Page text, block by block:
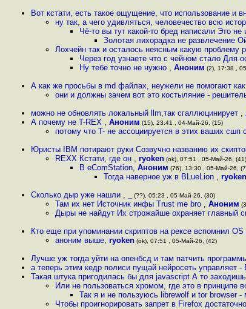
Вот кстати, есть такое ощущение, что использование и
ну так, а чего удивляться, человечество всю
Чё-то вы тут какой-то бред написали Это
Золотая лихорадка не развлечение
Лохчейн так и осталось неясным какую проблему
Через год узнаете что с чейном стало Для
Ну тебе точно не нужно , Аноним (2), 17:38 ,
А как же просьбы в md файлах, неужели не помогают
они и должны зачем вот это костыляние -
можно не обновлять локальный llm,так сгаллюцинирует ,
А почему не T-REX , Аноним (15), 23:41 , 04-Май-26, (15)
потому что T- не ассоциируется в этих ваших сшп
Юристы IBM потирают руки Созвучно названию их
REXX Кстати, где он , ryoken (ok), 07:51 , 05-Май-26, (41)
В eComStation, Аноним (76), 13:30 , 05-Май-26,
Тогда наверное уж в BLueLion , ryoken
Сколько дыр уже нашли , (??), 05:23 , 05-Май-26, (30)
Там их нет Источник инфы Trust me bro , Аноним
Дыры не найдут Их строжайше охраняет главный
Кто еще при упоминании скриптов на рексе вспомнил
аноним выше, ryoken (ok), 07:51 , 05-Май-26, (42)
Лучше уж тогда уйти на опенбсд и там патчить
а теперь этим кедр полиси пущай нейросеть управляет
Такая штука пригодилась бы для javascript А то
Или не пользоваться хромом, где это в
Так я и не пользуюсь librewolf и tor browser
Чтобы проигнорировать запрет в Firefox